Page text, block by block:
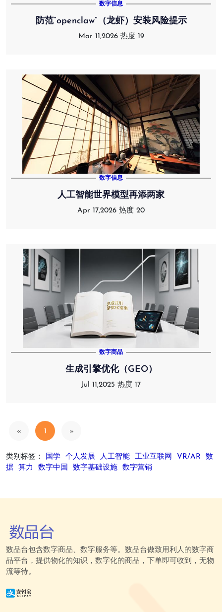
数字信息
防范“openclaw”（龙虾）安装风险提示
Mar 11,2026 热度 19
数字信息
人工智能世界模型再添两家
Apr 17,2026 热度 20
数字商品
生成引擎优化（GEO）
Jul 11,2025 热度 17
« 1 »
类别标签： 国学 个人发展 人工智能 工业互联网 VR/AR
数
据
算力 数字中国 数字基础设施 数字营销
数品台包含数字商品、数字服务等。数品台做致用利人的数字商
品平台，提供物化的知识，数字化的商品，下单即可收到，无物
流等待。